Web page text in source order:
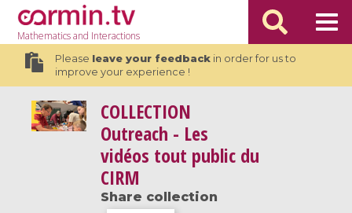
Mathematicsand Interactions
Please leave your feedbackin order for us to
improve your experience !
COLLECTION
Outreach - Les
vidéos tout public du
CIRM
Share collection